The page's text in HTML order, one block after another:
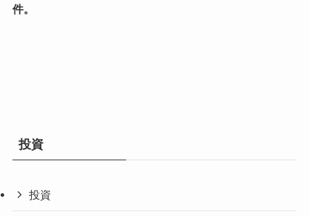
件。
投資
投資